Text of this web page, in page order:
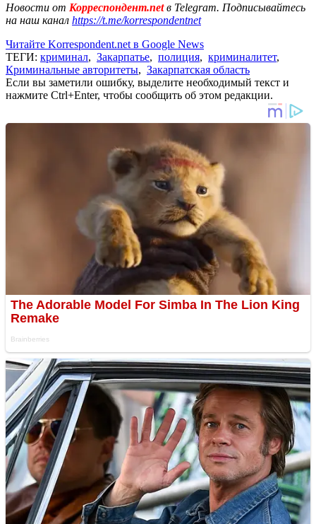
Новости от Корреспондент.netв Telegram. Подписывайтесь
на наш канал https://t.me/korrespondentnet
Читайте Korrespondent.net в Google News
ТЕГИ: криминал, Закарпатье, полиция, криминалитет,
Криминальные авторитеты, Закарпатская область
Если вы заметили ошибку, выделите необходимый текст и
нажмите Ctrl+Enter, чтобы сообщить об этом редакции.